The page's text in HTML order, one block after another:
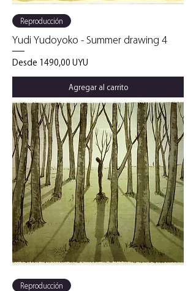
Reproducción
Yudi Yudoyoko - Summer drawing 4
Desde 1490,00 UYU
Precio de oferta
Agregar al carrito
Reproducción